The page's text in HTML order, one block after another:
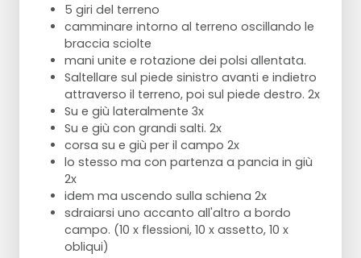
tutti hanno una palla
tenere le gambe distese da terra
1° esercizio = tutti passano la palla a
sinistra
2° esercizio = tutti passano la palla a
destra
3° esercizio = fare lo stesso con alcune
palle "medizin" o 1 o 2 palle "medizin" in
mezzo
ora in posizione plank o push-up
1° esercizio = ognuno fa rotolare la palla
sotto di sé verso il giocatore successivo
attraverso / intorno a sinistra
2° esercizio = ognuno fa rotolare la palla
sotto di sé verso il giocatore successivo
5 giri del terreno
camminare intorno al terreno oscillando le
braccia sciolte
mani unite e rotazione dei polsi allentata.
Saltellare sul piede sinistro avanti e indietro
attraverso il terreno, poi sul piede destro. 2x
Su e giù lateralmente 3x
Su e giù con grandi salti. 2x
corsa su e giù per il campo 2x
lo stesso ma con partenza a pancia in giù
2x
idem ma uscendo sulla schiena 2x
sdraiarsi uno accanto all'altro a bordo
campo. (10 x flessioni, 10 x assetto, 10 x
obliqui)